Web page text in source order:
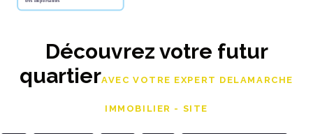
Découvrez votre futur
quartierAVEC VOTRE EXPERT DELAMARCHE
IMMOBILIER - SITE